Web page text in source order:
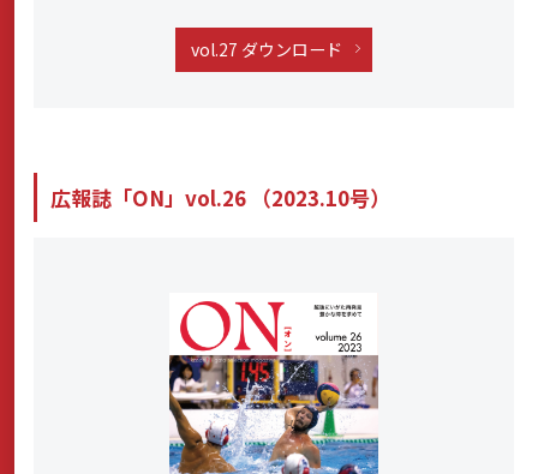
vol.27 ダウンロード
広報誌「ON」vol.26 （2023.10号）